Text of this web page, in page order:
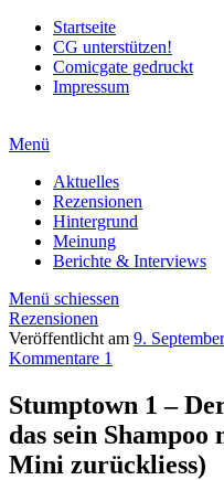
Startseite
CG unterstützen!
Comicgate gedruckt
Impressum
Menü
Aktuelles
Rezensionen
Hintergrund
Meinung
Berichte & Interviews
Menü schiessen
Rezensionen
Veröffentlicht am 9.
Kommentare 1
Stumptown 1 –
das sein
Mini zurückliess)